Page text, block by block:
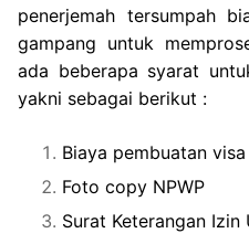
penerjemah tersumpah
gampang untuk
ada beberapa syarat
yakni sebagai berikut :
Biaya pembuatan visa
Foto copy NPWP
Surat Keterangan Izin